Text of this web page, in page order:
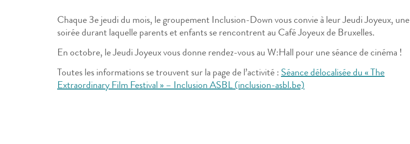
Chaque 3e jeudi du mois, le groupement Inclusion-Down vous convie à leur Jeudi Joyeux, une
soirée durant laquelle parents et enfants se rencontrent au Café Joyeux de Bruxelles.
En octobre, le Jeudi Joyeux vous donne rendez-vous au W:Hall pour une séance de cinéma !
Toutes les informations se trouvent sur la page de l’activité : Séance délocalisée du « The
Extraordinary Film Festival » – Inclusion ASBL (inclusion-asbl.be)